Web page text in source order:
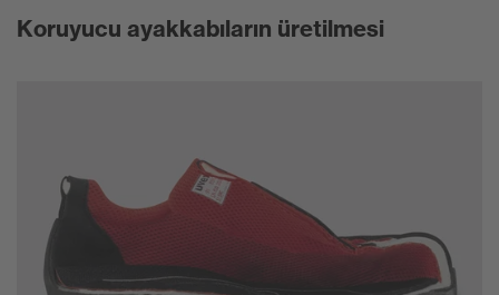
Koruyucu ayakkabıların üretilmesi